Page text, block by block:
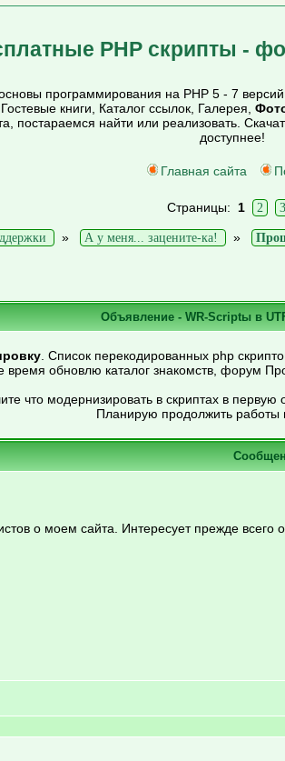
PHP скрипты -
программирования на PHP 5 - 7
, Гостевые книги, Каталог ссылок, Галерея,
постараемся найти или реализовать.
доступнее!
Главная сайта
Страницы: 1 2 3
» А у меня... зацените-ка! »
Объявление - WR-Scriptы в
. Список перекодированных php
время обновлю каталог знакомств, форум
что модернизировать в скриптах в
Планирую продолжить работы
о моем сайта. Интересует прежде всего